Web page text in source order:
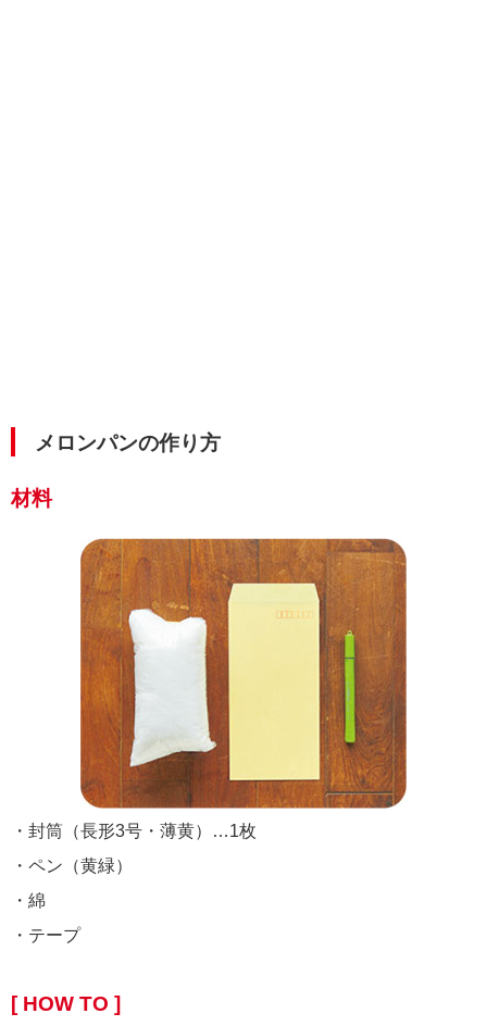
メロンパンの作り方
材料
・封筒（長形3号・薄黄）…1枚
・ペン（黄緑）
・綿
・テープ
[ HOW TO ]